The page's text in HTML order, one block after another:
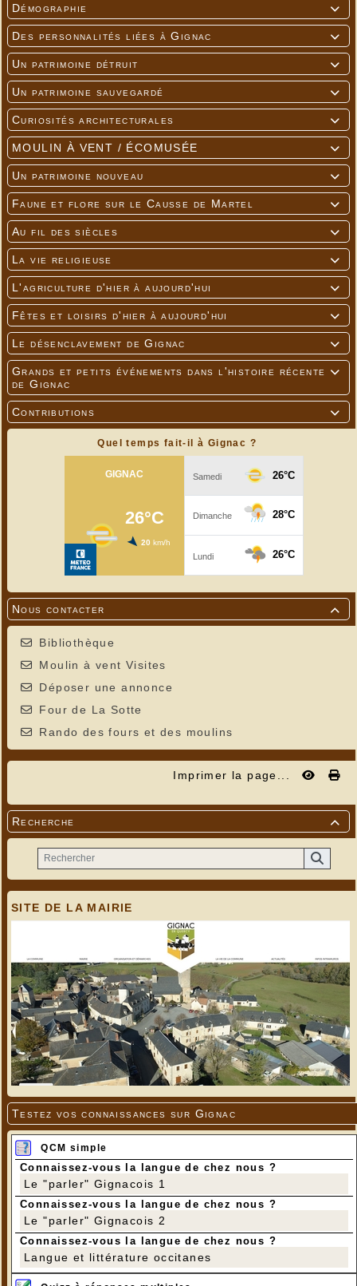

Démographie

Des personnalités liées à Gignac

Un patrimoine détruit

Un patrimoine sauvegardé

Curiosités architecturales

MOULIN À VENT / ÉCOMUSÉE

Un patrimoine nouveau

Faune et flore sur le Causse de Martel

Au fil des siècles

La vie religieuse

L'agriculture d'hier à aujourd'hui

Fêtes et loisirs d'hier à aujourd'hui

Le désenclavement de Gignac

Grands et petits événements dans l'histoire récente
de Gignac

Contributions
Quel temps fait-il à Gignac ?

Nous contacter
Bibliothèque
Moulin à vent Visites
Déposer une annonce
Four de La Sotte
Rando des fours et des moulins
Imprimer la page...

Recherche
SITE DE LA MAIRIE
Testez vos connaissances sur Gignac
QCM simple
Connaissez-vous la langue de chez nous ?
Le "parler" Gignacois 1
Connaissez-vous la langue de chez nous ?
Le "parler" Gignacois 2
Connaissez-vous la langue de chez nous ?
Langue et littérature occitanes